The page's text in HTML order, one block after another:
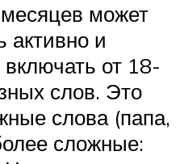
может
активно и
от 18-
слов. Это
слова (папа,
сложные: